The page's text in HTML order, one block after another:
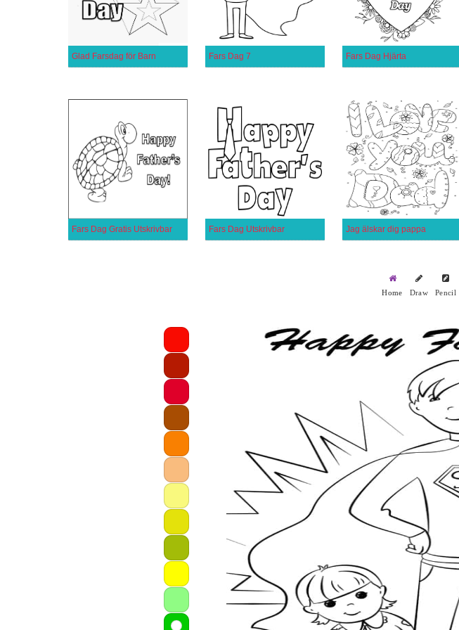
Glad Farsdag för Barn Fars Dag 7 Fars Dag Hjärta
Fars Dag Gratis Utskrivbar Fars Dag Utskrivbar Jag älskar dig pappa
Home Draw Pencil